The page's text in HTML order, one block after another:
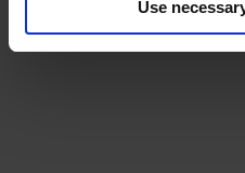
Use